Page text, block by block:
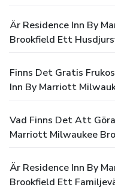
Är Residence Inn By
Brookfield Ett
Finns Det Gratis
Inn By Marriott
Vad Finns Det Att
Marriott Milwaukee
Är Residence Inn By
Brookfield Ett